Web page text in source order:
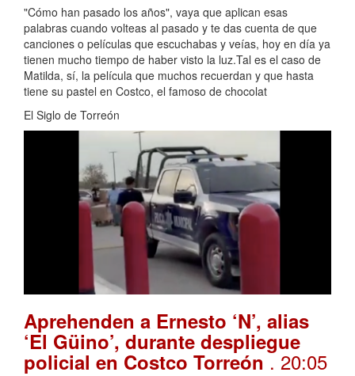
"Cómo han pasado los años", vaya que aplican esas
palabras cuando volteas al pasado y te das cuenta de que
canciones o películas que escuchabas y veías, hoy en día ya
tienen mucho tiempo de haber visto la luz.Tal es el caso de
Matilda, sí, la película que muchos recuerdan y que hasta
tiene su pastel en Costco, el famoso de chocolat
El Siglo de Torreón
Aprehenden a Ernesto ‘N’, alias
‘El Güino’, durante despliegue
policial en Costco Torreón. 20:05